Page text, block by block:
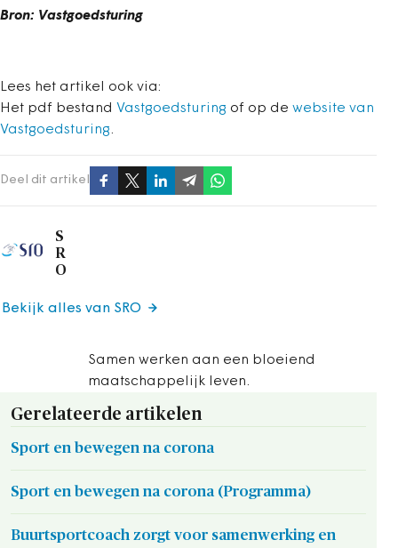
Bron: Vastgoedsturing
Lees het artikel ook via:
Het pdf bestand Vastgoedsturing of op de website van
Vastgoedsturing.
Deel dit artikel
S
R
O
Samen werken aan een bloeiend
maatschappelijk leven.
Bekijk alles van SRO
Gerelateerde artikelen
Sport en bewegen na corona
Sport en bewegen na corona (Programma)
Buurtsportcoach zorgt voor samenwerking en